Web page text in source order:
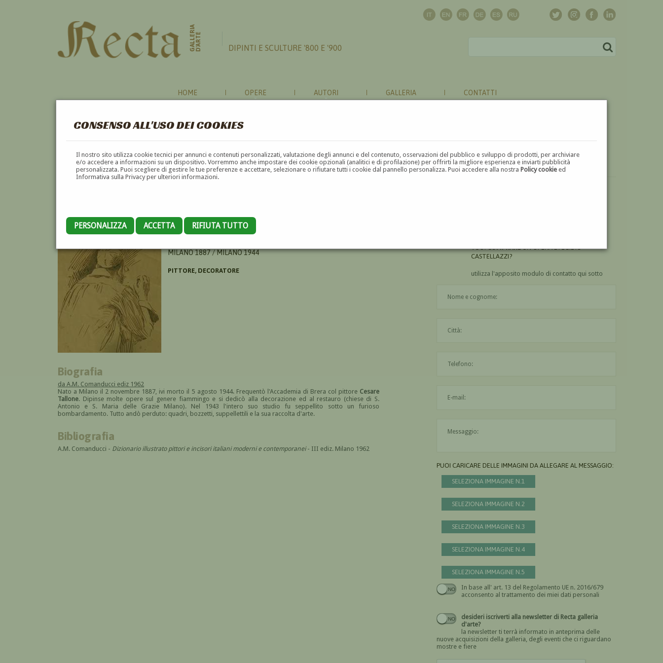
CONSENSO ALL'USO DEI COOKIES
Il nostro sito utilizza cookie tecnici per annunci e contenuti personalizzati, valutazione degli annunci e del contenuto, osservazioni del pubblico e sviluppo di prodotti, per archiviare
e/o accedere a informazioni su un dispositivo. Vorremmo anche impostare dei cookie opzionali (analitici e di profilazione) per offrirti la migliore esperienza e inviarti pubblicità
personalizzata. Puoi scegliere di gestire le tue preferenze e accettare, selezionare o rifiutare tutti i cookie dal pannello personalizza. Puoi accedere alla nostraPolicy cookie ed
Informativa sulla Privacy per ulteriori informazioni.
PERSONALIZZA ACCETTA RIFIUTA TUTTO
GALLERIAD'ARTE DIPINTI E SCULTURE '800 E '900
HOME OPERE AUTORI GALLERIA CONTATTI
EGIDIO CASTELLAZZI
MILANO 1887 / MILANO 1944
PITTORE, DECORATORE
Biografia
da A.M. Comanducci ediz 1962
Nato a Milano il 2 novembre 1887, ivi morto il 5 agosto 1944. Frequentò l'Accademia di Brera col pittore Cesare
Tallone. Dipinse molte opere sul genere fiammingo e si dedicò alla decorazione ed al restauro (chiese di S.
Antonio e S. Maria delle Grazie Milano). Nel 1943 l'intero suo studio fu seppellito sotto un furioso
bombardamento. Tutto andò perduto: quadri, bozzetti, suppellettili e la sua raccolta d'arte.
Bibliografia
A.M. Comanducci - Dizionario illustrato pittori e incisori italiani moderni e contemporanei- III ediz. Milano 1962
VUOICOMPRAREUN'OPERA DI EGIDIO
CASTELLAZZI?
utilizza l'apposito modulo di contatto qui sotto
PUOI CARICARE DELLE IMMAGINI DA ALLEGARE AL MESSAGGIO:
SELEZIONA IMMAGINE N.1
SELEZIONA IMMAGINE N.2
SELEZIONA IMMAGINE N.3
SELEZIONA IMMAGINE N.4
SELEZIONA IMMAGINE N.5
In base all' art. 13 del Regolamento UE n. 2016/679
acconsento al trattamento dei miei dati personali
Devi dare il consenso
desideri iscriverti alla newsletter di Recta galleria
d'arte?
la newsletter ti terrà informato in anteprima delle
nuove acquisizioni della galleria, degli eventi che ci riguardano
mostre e fiere